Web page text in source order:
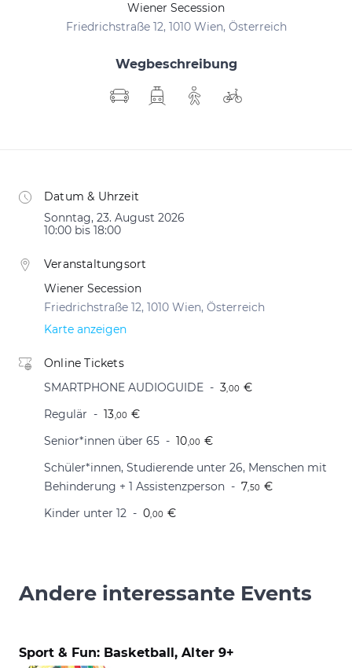
Wiener Secession
Friedrichstraße 12, 1010 Wien, Österreich
Wegbeschreibung
Datum & Uhrzeit
Sonntag, 23. August 2026
10:00 bis 18:00
Veranstaltungsort
Wiener Secession
Friedrichstraße 12, 1010 Wien, Österreich
Karte anzeigen
Online Tickets
SMARTPHONE AUDIOGUIDE
3,00 €
Regulär
13,00 €
Senior*innen über 65
10,00 €
Schüler*innen, Studierende unter 26, Menschen mit
Behinderung + 1 Assistenzperson
7,50 €
Kinder unter 12
0,00 €
Andere interessante Events
Sport & Fun: Basketball, Alter 9+